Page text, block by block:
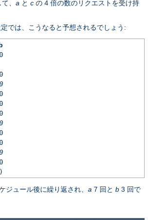
、 a と c の 4 倍の数のリクエストを受け持
では、こうなると予想されるでしょう:
0
ジュール後に繰り返され、 a 7 回と b 3 回で